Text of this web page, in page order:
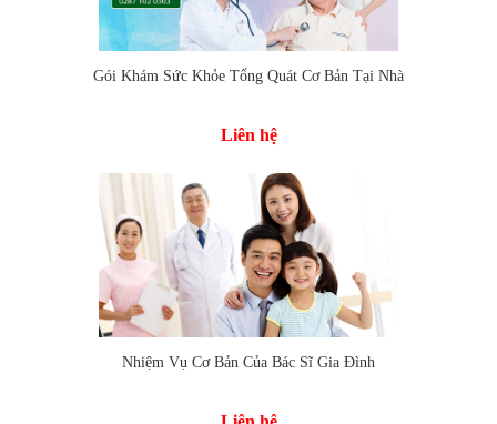
Gói Khám Sức Khỏe Tổng Quát Cơ Bản Tại Nhà
Liên hệ
Nhiệm Vụ Cơ Bản Của Bác Sĩ Gia Đình